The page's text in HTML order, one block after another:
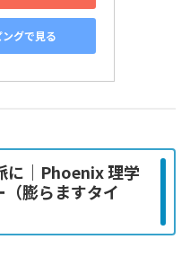
グで見る
に｜Phoenix 理学
膨らますタイ